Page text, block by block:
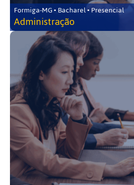
Formiga-MG • Bacharel • Presencial
Administração